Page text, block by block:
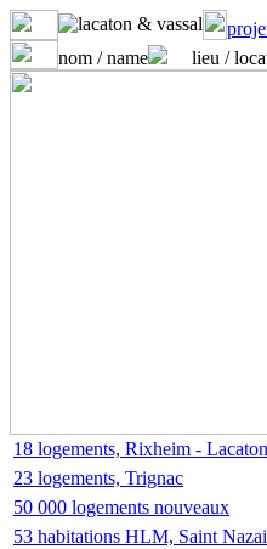
nom / name
lieu /
18 logements, Rixheim -
23 logements, Trignac
50 000 logements nouveaux
53 habitations HLM, Saint